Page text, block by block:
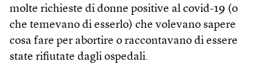
molte richieste di donne positive al covid-19 (o
che temevano di esserlo) che volevano sapere
cosa fare per abortire o raccontavano di essere
state rifiutate dagli ospedali.